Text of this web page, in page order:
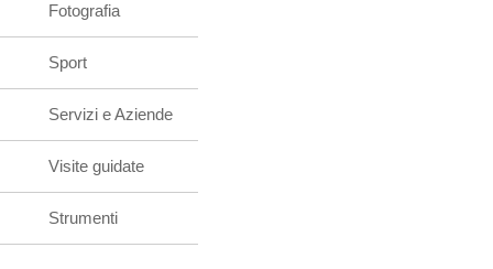
Fotografia
Sport
Servizi e Aziende
Visite guidate
Strumenti